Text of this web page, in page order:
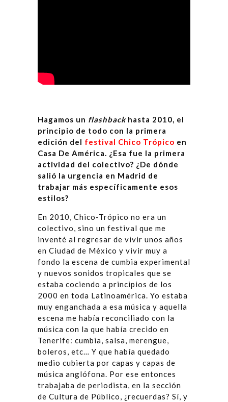
Hagamos un flashbackhasta 2010, el
principio de todo con la primera
edición del festival Chico Trópico en
Casa De América. ¿Esa fue la primera
actividad del colectivo? ¿De dónde
salió la urgencia en Madrid de
trabajar más específicamente esos
estilos?
En 2010, Chico-Trópico no era un
colectivo, sino un festival que me
inventé al regresar de vivir unos años
en Ciudad de México y vivir muy a
fondo la escena de cumbia experimental
y nuevos sonidos tropicales que se
estaba cociendo a principios de los
2000 en toda Latinoamérica. Yo estaba
muy enganchada a esa música y aquella
escena me había reconciliado con la
música con la que había crecido en
Tenerife: cumbia, salsa, merengue,
boleros, etc… Y que había quedado
medio cubierta por capas y capas de
música anglófona. Por ese entonces
trabajaba de periodista, en la sección
de Cultura de Público, ¿recuerdas? Sí, y